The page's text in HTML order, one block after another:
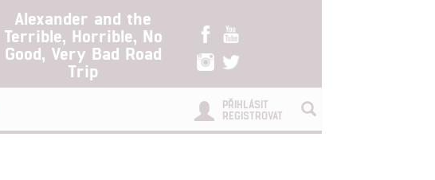
Alexander and the
Terrible, Horrible, No
Good, Very Bad Road
Trip
PŘIHLÁSIT
REGISTROVAT